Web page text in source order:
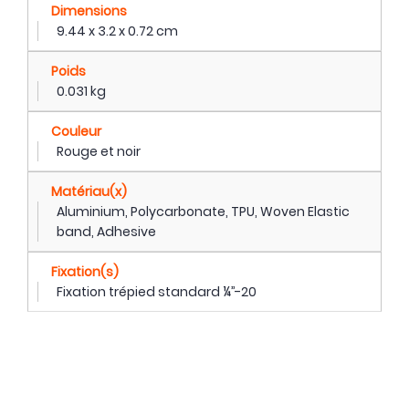
Dimensions
9.44 x 3.2 x 0.72 cm
Poids
0.031 kg
Couleur
Rouge et noir
Matériau(x)
Aluminium, Polycarbonate, TPU, Woven Elastic
band, Adhesive
Fixation(s)
Fixation trépied standard ¼’’-20